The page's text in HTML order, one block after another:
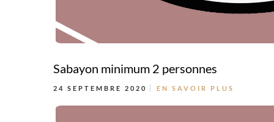
Sabayon minimum 2 personnes
24 SEPTEMBRE 2020 EN SAVOIR PLUS